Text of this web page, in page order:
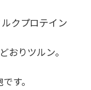
クプロテイン
おりツルン。
す。